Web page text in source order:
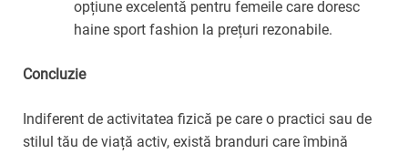
opțiune excelentă pentru femeile care doresc
haine sport fashion la prețuri rezonabile.
Concluzie
Indiferent de activitatea fizică pe care o practici sau de
stilul tău de viață activ, există branduri care îmbină